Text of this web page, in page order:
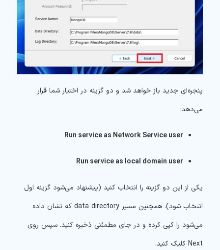
پنجره‌ای جدید باز خواهد شد و دو گزینه در اختیار شما قرار
می‌دهد:
Run service as Network Service user
Run service as local domain user
یکی از این دو گزینه را انتخاب کنید (پیشنهاد می‌شود گزینه اول
انتخاب شود). همچنین مسیر data directory که نشان داده
می‌شود را کپی کرده و در جای مطمئنی ذخیره کنید. سپس روی
Next کلیک کنید.